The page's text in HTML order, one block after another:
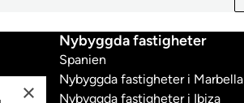
Nybyggda fastigheter
Spanien
Nybyggda fastigheter i Marbella
Nybyggda fastigheter i Ibiza
×